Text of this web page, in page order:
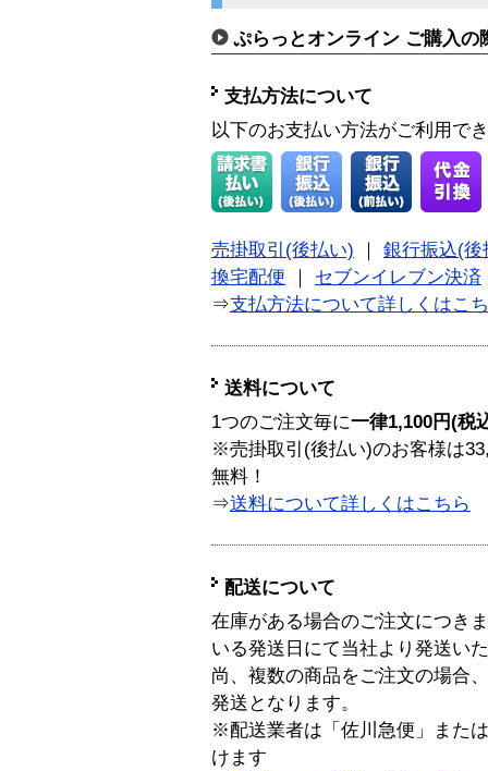
ぷらっとオンライン ご購入の
支払方法について
以下のお支払い方法がご利用で
売掛取引(後払い)
銀行振込(後
換宅配便
セブンイレブン決済
⇒支払方法について詳しくはこ
送料について
1つのご注文毎に一律1,100円(税
※売掛取引(後払い)のお客様は
無料！
⇒送料について詳しくはこちら
配送について
在庫がある場合のご注文につき
いる発送日にて当社より発送い
尚、複数の商品をご注文の場合
発送となります。
※配送業者は「佐川急便」また
けます